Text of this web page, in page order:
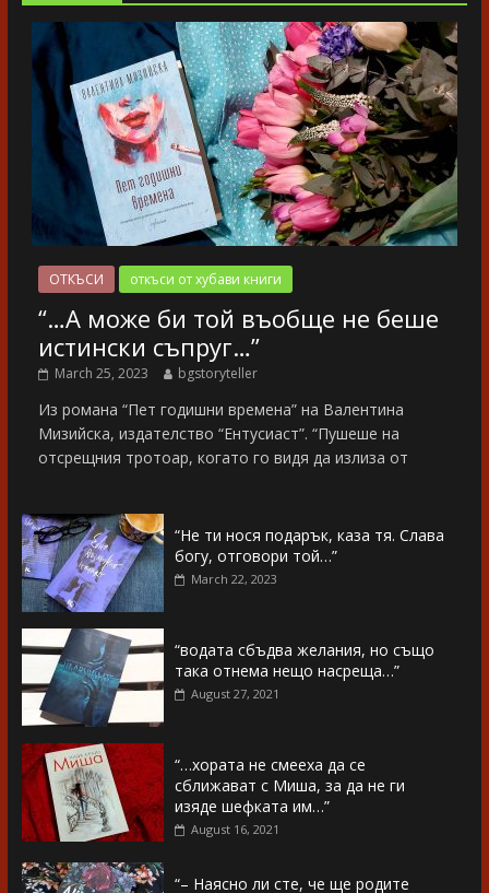
ОТКЪСИ откъси от хубави книги
“…А може би той въобще не беше
истински съпруг…”
March 25, 2023 bgstoryteller
Из романа “Пет годишни времена” на Валентина
Мизийска, издателство “Ентусиаст”. “Пушеше на
отсрещния тротоар, когато го видя да излиза от
“Не ти нося подарък, каза тя. Слава
богу, отговори той…”
March 22, 2023
“водата сбъдва желания, но също
така отнема нещо насреща…”
August 27, 2021
“…хората не смееха да се
сближават с Миша, за да не ги
изяде шефката им…”
August 16, 2021
“– Наясно ли сте, че ще родите